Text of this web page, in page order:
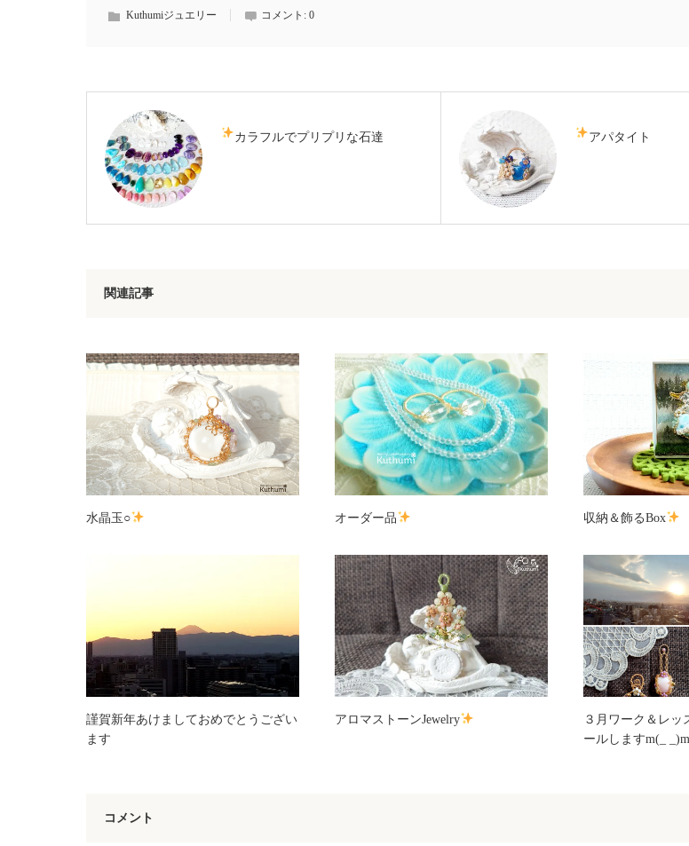
Kuthumiジュエリー コメント: 0
カラフルでプリプリな石達 アパタイト
関連記事
水晶玉○ オーダー品 収納＆飾るBox
謹賀新年あけましておめでとうござい
ます
アロマストーンJewelry
３月ワーク＆レッ
ールしますm(_ _)m
コメント